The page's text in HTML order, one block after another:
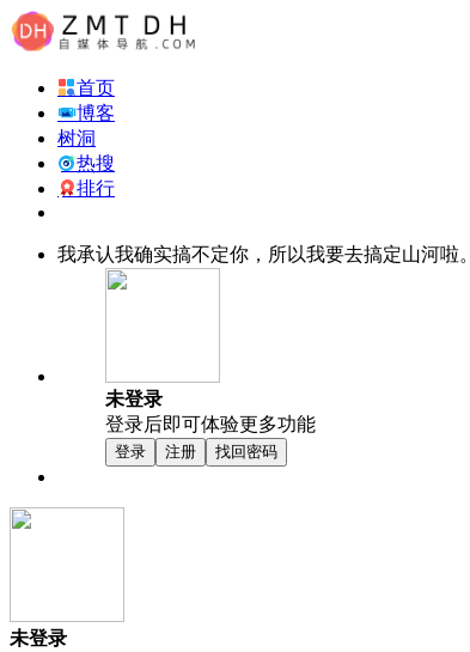
首页
博客
树洞
热搜
排行
我承认我确实搞不定你，所以我要去搞定山河啦。
未登录
登录后即可体验更多功能
登录 注册 找回密码
未登录